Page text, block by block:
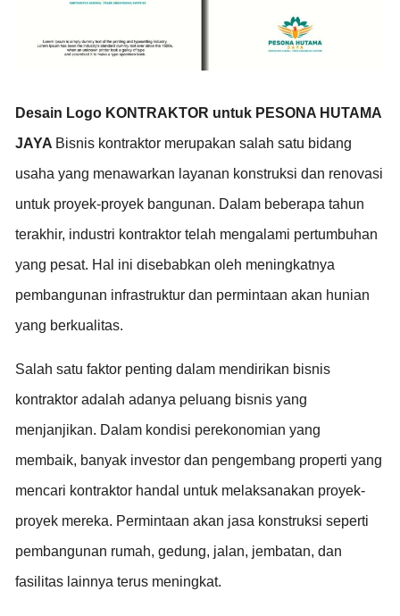
Desain Logo KONTRAKTOR untuk PESONA HUTAMA
JAYA Bisnis kontraktor merupakan salah satu bidang
usaha yang menawarkan layanan konstruksi dan renovasi
untuk proyek-proyek bangunan. Dalam beberapa tahun
terakhir, industri kontraktor telah mengalami pertumbuhan
yang pesat. Hal ini disebabkan oleh meningkatnya
pembangunan infrastruktur dan permintaan akan hunian
yang berkualitas.
Salah satu faktor penting dalam mendirikan bisnis
kontraktor adalah adanya peluang bisnis yang
menjanjikan. Dalam kondisi perekonomian yang
membaik, banyak investor dan pengembang properti yang
mencari kontraktor handal untuk melaksanakan proyek-
proyek mereka. Permintaan akan jasa konstruksi seperti
pembangunan rumah, gedung, jalan, jembatan, dan
fasilitas lainnya terus meningkat.